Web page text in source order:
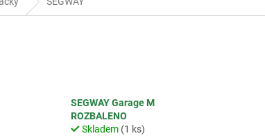
SEGWAY Garage M
ROZBALENO
Skladem (1 ks)